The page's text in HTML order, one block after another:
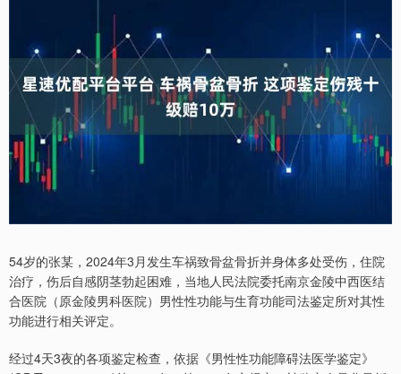
54岁的张某，2024年3月发生车祸致骨盆骨折并身体多处受伤，住院
治疗，伤后自感阴茎勃起困难，当地人民法院委托南京金陵中西医结
合医院（原金陵男科医院）男性性功能与生育功能司法鉴定所对其性
功能进行相关评定。
经过4天3夜的各项鉴定检查，依据《男性性功能障碍法医学鉴定》